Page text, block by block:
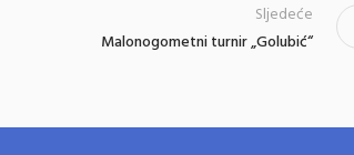
Malonogometni turnir „Golubić“
Sljedeće